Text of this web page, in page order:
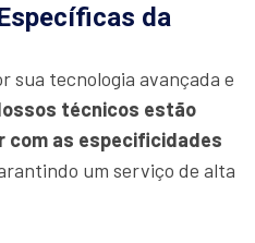
da
sua tecnologia avançada e
técnicos estão
com as especificidades
um serviço de alta